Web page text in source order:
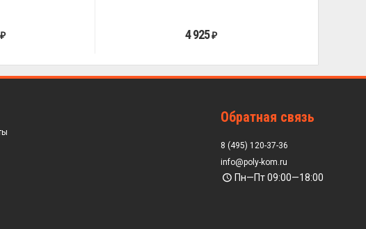
₽ 4 925₽
Обратная связь
8 (495) 120-37-36
info@poly-kom.ru
Пн—Пт 09:00—18:00